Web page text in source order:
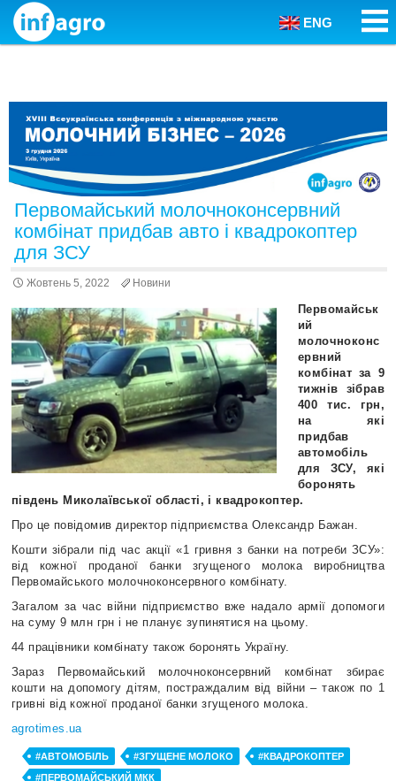
Skip to content
ENG
Первомайський молочноконсервний
комбінат придбав авто і квадрокоптер
для ЗСУ
Жовтень 5, 2022 Новини
Первомайськ
ий
молочноконс
ервний
комбінат за 9
тижнів зібрав
400 тис. грн,
на які
придбав
автомобіль
для ЗСУ, які
боронять
південь Миколаївської області, і квадрокоптер.
Про це повідомив директор підприємства Олександр Бажан.
Кошти зібрали під час акції «1 гривня з банки на потреби ЗСУ»:
від кожної проданої банки згущеного молока виробництва
Первомайського молочноконсервного комбінату.
Загалом за час війни підприємство вже надало армії допомоги
на суму 9 млн грн і не планує зупинятися на цьому.
44 працівники комбінату також боронять Україну.
Зараз Первомайський молочноконсервний комбінат збирає
кошти на допомогу дітям, постраждалим від війни – також по 1
гривні від кожної проданої банки згущеного молока.
agrotimes.ua
#АВТОМОБІЛЬ #ЗГУЩЕНЕ МОЛОКО
#КВАДРОКОПТЕР
#ПЕРВОМАЙСЬКИЙ МКК